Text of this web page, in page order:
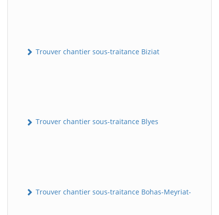
Trouver chantier sous-traitance Biziat
Trouver chantier sous-traitance Blyes
Trouver chantier sous-traitance Bohas-Meyriat-